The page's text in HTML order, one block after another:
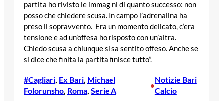
partita ho rivisto le immagini di quanto successo: non
posso che chiedere scusa. In campo l’adrenalina ha
preso il sopravvento. Era un momento delicato, c’era
tensione e ad un’offesa ho risposto con un’altra.
Chiedo scusa a chiunque si sa sentito offeso. Anche se
si dice che finita la partita finisce tutto”.
#Cagliari, Ex Bari, Michael
Folorunsho, Roma, Serie A
•
Notizie Bari
Calcio